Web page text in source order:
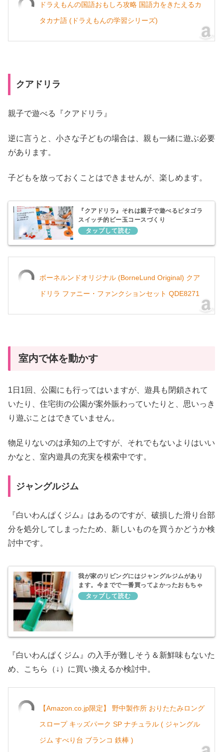
ドラえもんの国語おもしろ攻略 国語力をきたえるカ
タカナ語 (ドラえもんの学習シリーズ)
クアドリラ
親子で遊べる『クアドリラ』
逆に言うと、小さな子どもの場合は、親も一緒に遊ぶ必要
があります。
子どもを放っておくことはできませんが、楽しめます。
『クアドリラ』それは親子で遊べるピタゴラ
スイッチ的ビー玉コースづくり
ボーネルンドオリジナル (BorneLund Original) クア
ドリラ ファニー・ファンクションセット QDE8271
室内で体を動かす
1日1回、公園にも行ってはいますが、遊具も閉鎖されて
いたり、住宅街の公園が案外賑わっていたりと、思いっき
り遊ぶことはできていません。
物足りないのは承知の上ですが、それでもないよりはいい
かなと、室内遊具の充実を模索中です。
ジャングルジム
『白いわんぱくジム』はあるのですが、破損した滑り台部
分を処分してしまったため、新しいものを買うかどうか検
討中です。
我が家のリビングにはジャングルジムがあり
ます。今までで一番買ってよかったおもちゃ
『白いわんぱくジム』
『白いわんぱくジム』の入手が難しそう＆新鮮味もないた
め、こちら（↓）に買い換えるか検討中。
【Amazon.co.jp限定】 野中製作所 おりたたみロング
スロープ キッズパーク SP ナチュラル ( ジャングル
ジム すべり台 ブランコ 鉄棒 )